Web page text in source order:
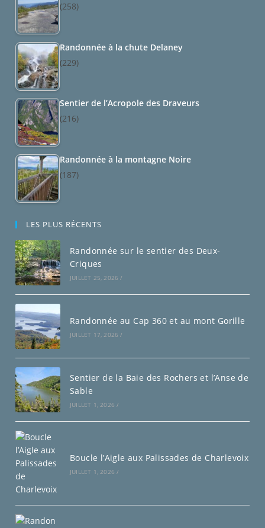
(258)
Randonnée à la chute Delaney
(229)
Sentier de l’Acropole des Draveurs
(216)
Randonnée à la montagne Noire
(187)
LES PLUS RÉCENTS
Randonnée sur le sentier des Deux-
Criques
JUILLET 25, 2026 /
Randonnée au Cap 360 et au mont Gorille
JUILLET 17, 2026 /
Sentier de la Baie des Rochers et l’Anse de
Sable
JUILLET 1, 2026 /
Boucle l’Aigle aux Palissades de Charlevoix
JUILLET 1, 2026 /